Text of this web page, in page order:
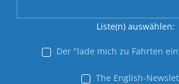
Liste(n) auswählen:
Der "lade mich zu Fahrten
The English-